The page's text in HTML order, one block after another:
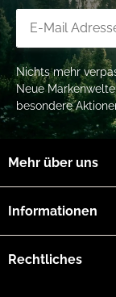
Nichts mehr
Neue
besondere
Mehr über uns
Informationen
Rechtliches